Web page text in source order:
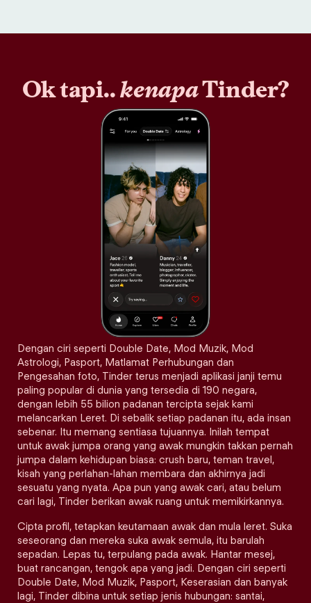
Ok tapi..kenapaTinder?
Dengan ciri seperti Double Date, Mod Muzik, Mod
Astrologi, Pasport, Matlamat Perhubungan dan
Pengesahan foto, Tinder terus menjadi aplikasi janji temu
paling popular di dunia yang tersedia di 190 negara,
dengan lebih 55 bilion padanan tercipta sejak kami
melancarkan Leret. Di sebalik setiap padanan itu, ada insan
sebenar. Itu memang sentiasa tujuannya. Inilah tempat
untuk awak jumpa orang yang awak mungkin takkan pernah
jumpa dalam kehidupan biasa: crush baru, teman travel,
kisah yang perlahan-lahan membara dan akhirnya jadi
sesuatu yang nyata. Apa pun yang awak cari, atau belum
cari lagi, Tinder berikan awak ruang untuk memikirkannya.
Cipta profil, tetapkan keutamaan awak dan mula leret. Suka
seseorang dan mereka suka awak semula, itu barulah
sepadan. Lepas tu, terpulang pada awak. Hantar mesej,
buat rancangan, tengok apa yang jadi. Dengan ciri seperti
Double Date, Mod Muzik, Pasport, Keserasian dan banyak
lagi, Tinder dibina untuk setiap jenis hubungan: santai,